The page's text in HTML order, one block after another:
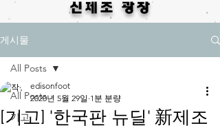
신제조 광장
게시물
All Posts
기고
All Posts
[기고] '한국판 뉴딜' 新제조
edisonfoot
2020년 5월 29일 1분 분량